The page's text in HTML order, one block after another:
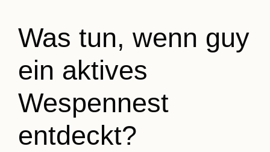
Was tun, wenn guy
ein aktives
Wespennest
entdeckt?